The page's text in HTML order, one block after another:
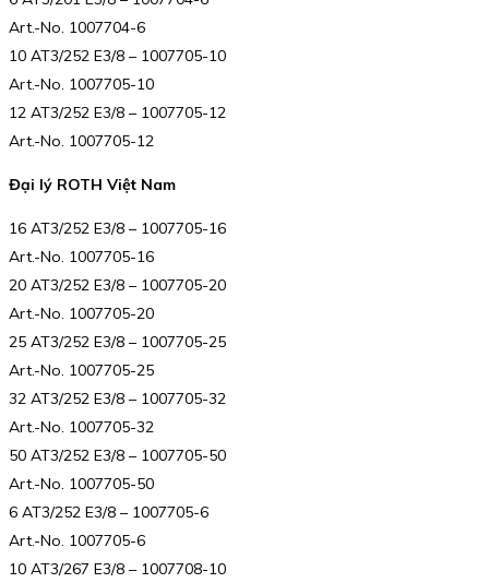
Art.-No. 1007704-6
10 AT3/252 E3/8 – 1007705-10
Art.-No. 1007705-10
12 AT3/252 E3/8 – 1007705-12
Art.-No. 1007705-12
Đại lý ROTH Việt Nam
16 AT3/252 E3/8 – 1007705-16
Art.-No. 1007705-16
20 AT3/252 E3/8 – 1007705-20
Art.-No. 1007705-20
25 AT3/252 E3/8 – 1007705-25
Art.-No. 1007705-25
32 AT3/252 E3/8 – 1007705-32
Art.-No. 1007705-32
50 AT3/252 E3/8 – 1007705-50
Art.-No. 1007705-50
6 AT3/252 E3/8 – 1007705-6
Art.-No. 1007705-6
10 AT3/267 E3/8 – 1007708-10